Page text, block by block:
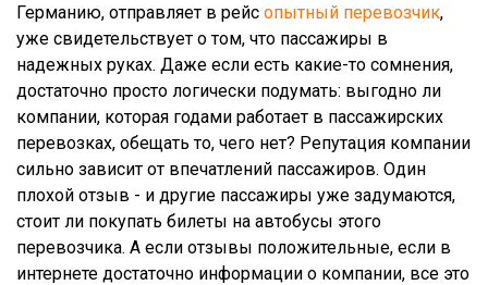
Германию, отправляет в рейс опытный перевозчик,
уже свидетельствует о том, что пассажиры в
надежных руках. Даже если есть какие-то сомнения,
достаточно просто логически подумать: выгодно ли
компании, которая годами работает в пассажирских
перевозках, обещать то, чего нет? Репутация компании
сильно зависит от впечатлений пассажиров. Один
плохой отзыв - и другие пассажиры уже задумаются,
стоит ли покупать билеты на автобусы этого
перевозчика. А если отзывы положительные, если в
интернете достаточно информации о компании, все это